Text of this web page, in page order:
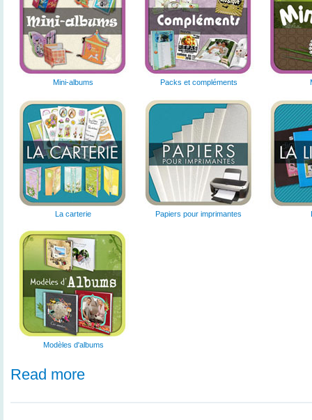
Mini-albums Packs et compléments
La carterie Papiers pour imprimantes
Modèles d'albums
Read more